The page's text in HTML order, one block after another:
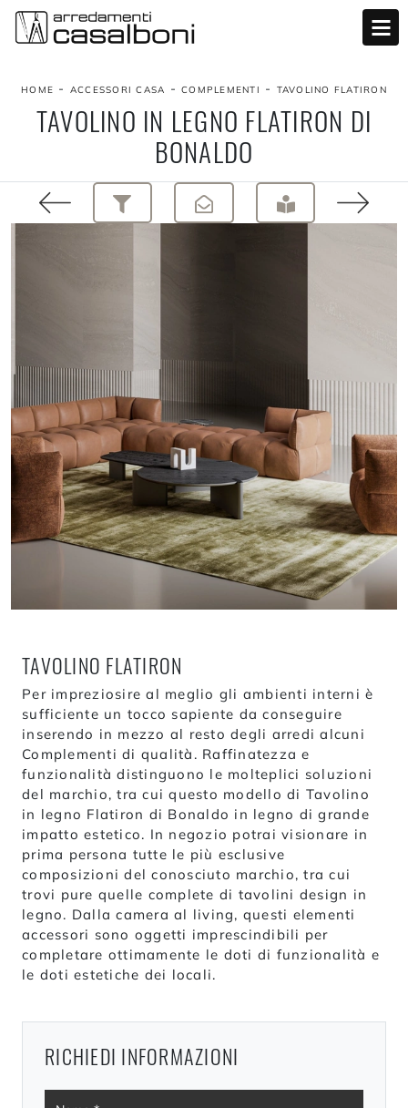
HOME - ACCESSORI CASA -COMPLEMENTI - TAVOLINO FLATIRON
TAVOLINO IN LEGNO FLATIRON DI
BONALDO
TAVOLINO FLATIRON
Per impreziosire al meglio gli ambienti interni è
sufficiente un tocco sapiente da conseguire
inserendo in mezzo al resto degli arredi alcuni
Complementi di qualità. Raffinatezza e
funzionalità distinguono le molteplici soluzioni
del marchio, tra cui questo modello di Tavolino
in legno Flatiron di Bonaldo in legno di grande
impatto estetico. In negozio potrai visionare in
prima persona tutte le più esclusive
composizioni del conosciuto marchio, tra cui
trovi pure quelle complete di tavolini design in
legno. Dalla camera al living, questi elementi
accessori sono oggetti imprescindibili per
completare ottimamente le doti di funzionalità e
le doti estetiche dei locali.
RICHIEDI INFORMAZIONI